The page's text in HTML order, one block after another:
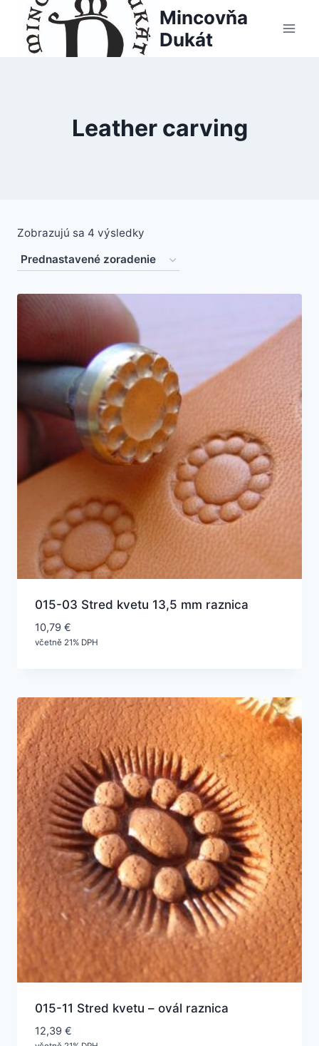
content
Mincovňa
Dukát
Leather carving
Zobrazujú sa 4 výsledky
015-03 Stred kvetu 13,5 mm raznica
10,79 €
včetně 21% DPH
015-11 Stred kvetu – ovál raznica
12,39 €